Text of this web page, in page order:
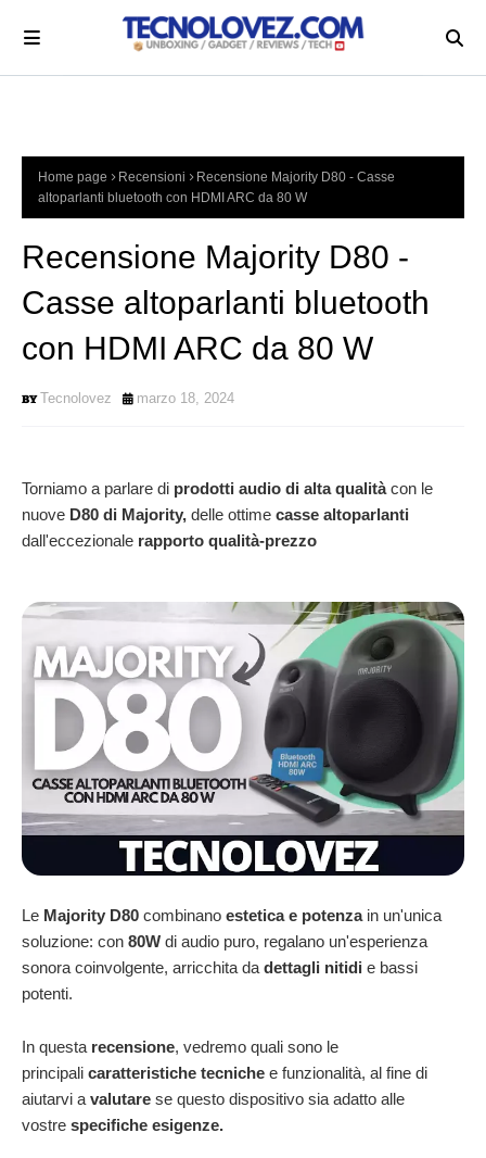
Home page Recensioni
Recensione Majority D80 - Casse
altoparlanti bluetooth con HDMI ARC da 80 W
Recensione Majority D80 -
Casse altoparlanti bluetooth
con HDMI ARC da 80 W
Tecnolovez marzo 18, 2024
Torniamo a parlare di prodotti audio di alta qualitàcon le
nuove D80 di Majority, delle ottime casse altoparlanti
dall'eccezionale rapporto qualità-prezzo
Le Majority D80 combinano estetica e potenzain un'unica
soluzione: con 80W di audio puro, regalano un'esperienza
sonora coinvolgente, arricchita da dettagli nitidi e bassi
potenti.
In questa recensione, vedremo quali sono le
principali caratteristiche tecniche e funzionalità, al fine di
aiutarvi a valutare se questo dispositivo sia adatto alle
vostre specifiche esigenze.